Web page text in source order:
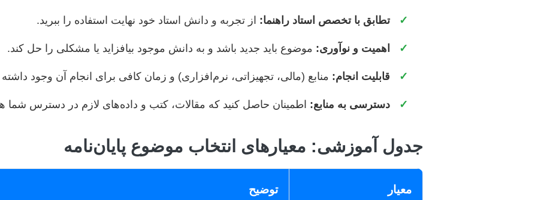
✓ تطابق با تخصص استاد راهنما: از تجربه و دانش استاد خود نهایت استفاده را ببرید.
✓ اهمیت و نوآوری: موضوع باید جدید باشد و به دانش موجود بیافزاید یا مشکلی را حل کند.
✓ قابلیت انجام: منابع (مالی، تجهیزاتی، نرم‌افزاری) و زمان کافی برای انجام آن وجود
✓ دسترسی به منابع: اطمینان حاصل کنید که مقالات، کتب و داده‌های لازم در دسترس شما
جدول آموزشی: معیارهای انتخاب موضوع پایان‌نامه
معیار توضیح